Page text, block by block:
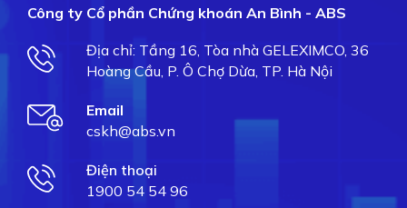
Công ty Cổ phần Chứng khoán An Bình - ABS
Địa chỉ: Tầng 16, Tòa nhà GELEXIMCO, 36
Hoàng Cầu, P. Ô Chợ Dừa, TP. Hà Nội
Email
cskh@abs.vn
Điện thoại
1900 54 54 96